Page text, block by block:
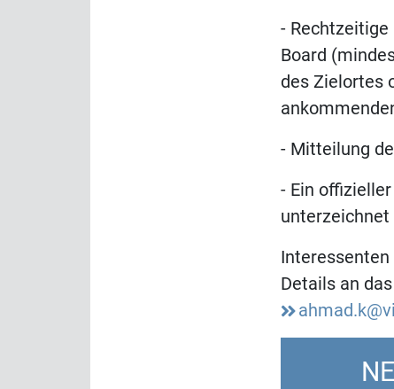
-
Board
des Zielortes
- Mitteilung
- Ein
Details an